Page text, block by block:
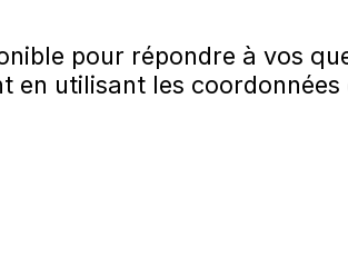
pour répondre à vos
en utilisant les coordonnées